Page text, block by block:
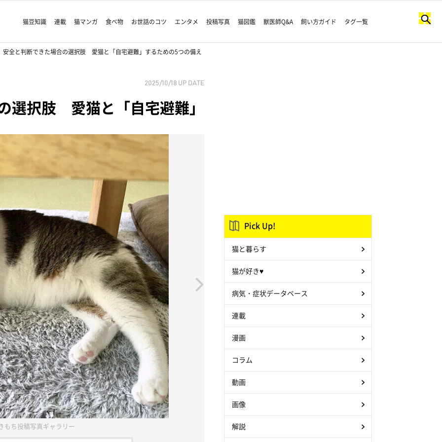
猫豆知識 連載 猫マンガ 食べ物 お世話のコツ エンタメ 投稿写真 猫図鑑 獣医師Q&A 飼い方ガイド タグ一覧
安全と判断できた場合の選択肢 愛猫と「自宅避難」するための5つの備え
2025/10/18 UP DATE
選択肢 愛猫と「自宅避難」
もち投稿写真ギャラリー
Pick Up!
猫と暮らす
猫が好き♥
病気・症状データベース
連載
漫画
コラム
動画
画像
解説